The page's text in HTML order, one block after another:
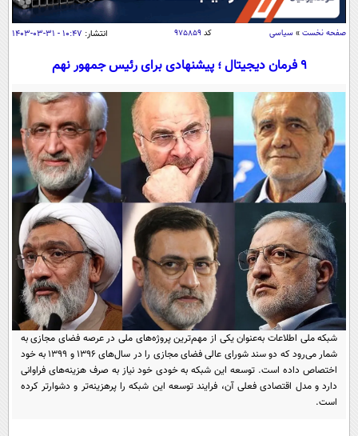
اقتصاد
اقتصادی
جامعه
حوادث
سلامت
یک برش دانایی
محیط زیست
سفر و تفریح
بین الملل
سیاست خارجی
فرهنگ و هنر
علم و دانش
فناوری و It
علمی
اخبار کریپتو
قرآن
گوناگون
سرگرمی
باشگاه مغز
مجله تصویری سلاح
فیلم
اقتصاد
ورزش
سیاست
سرگرمی
فناوری
عصر ایران 2
خواندنی ها و دیدنی ها
داستان کوتاه
پیامک
روانشناسی
آموزش زبان
صفحه نخست » سیاسی کد ۹۷۵۸۵۹ انتشار: ۱۰:۴۷ - ۳۱-۰۳-۱۴۰۳
۹ فرمان دیجیتال ؛ پیشنهادی برای رئیس­ جمهور نهم
شبکه ملی اطلاعات به‌عنوان یکی از مهم‌ترین پروژه‌های ملی در عرصه فضای مجازی به
شمار می‌رود که دو سند شورای عالی فضای مجازی را در سال‌های ۱۳۹۶ و ۱۳۹۹ به خود
اختصاص داده است. توسعه این شبکه به خودی خود نیاز به صرف هزینه‌های فراوانی
دارد و مدل اقتصادی فعلی آن، فرایند توسعه این شبکه را پرهزینه‌تر و دشوارتر کرده
است.